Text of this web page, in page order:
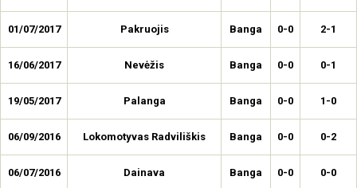
01/07/2017 Pakruojis Banga 0-0 2-1
16/06/2017 Nevėžis Banga 0-0 0-1
19/05/2017 Palanga Banga 0-0 1-0
06/09/2016 Lokomotyvas Radviliškis Banga 0-0 0-2
06/07/2016 Dainava Banga 0-0 0-0